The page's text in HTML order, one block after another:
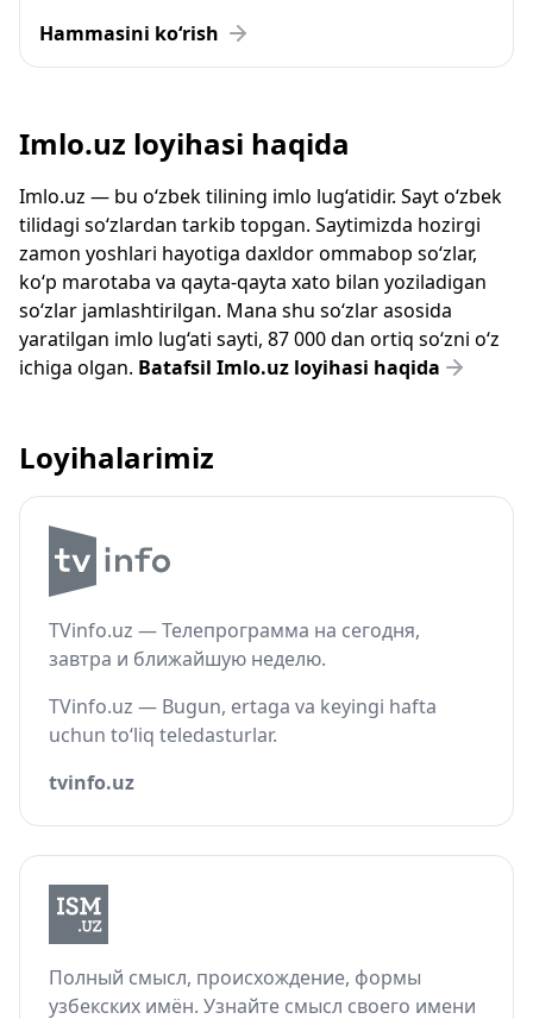
Hammasini ko‘rish
Imlo.uz loyihasi haqida
Imlo.uz — bu o‘zbek tilining imlo lug‘atidir. Sayt o‘zbek
tilidagi so‘zlardan tarkib topgan. Saytimizda hozirgi
zamon yoshlari hayotiga daxldor ommabop so‘zlar,
ko‘p marotaba va qayta-qayta xato bilan yoziladigan
so‘zlar jamlashtirilgan. Mana shu so‘zlar asosida
yaratilgan imlo lug‘ati sayti, 87 000 dan ortiq so‘zni o‘z
ichiga olgan. Batafsil Imlo.uz loyihasi haqida
Loyihalarimiz
TVinfo.uz — Телепрограмма на сегодня,
завтра и ближайшую неделю.
TVinfo.uz — Bugun, ertaga va keyingi hafta
uchun to‘liq teledasturlar.
tvinfo.uz
Полный смысл, происхождение, формы
узбекских имён. Узнайте смысл своего имени